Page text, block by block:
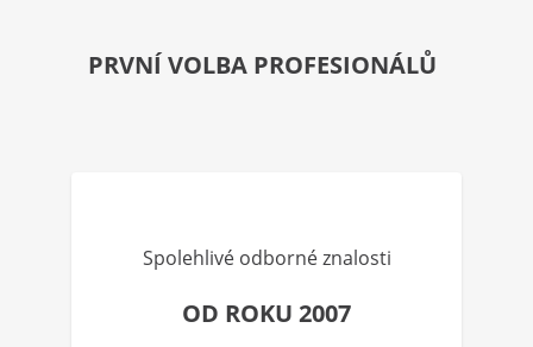
PRVNÍ VOLBA PROFESIONÁLŮ
Spolehlivé odborné znalosti
OD ROKU 2007